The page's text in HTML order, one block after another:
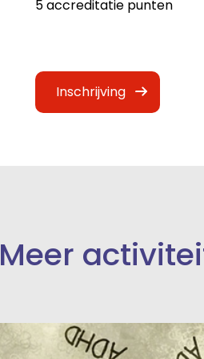
5 accreditatie punten
Inschrijving
Meer